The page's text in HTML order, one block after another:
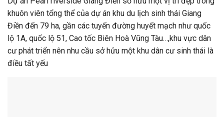
khuôn viên tổng thể của dự án khu du lịch sinh thái Giang
Điền đến 79 ha, gần các tuyến đường huyết mạch như quốc
lộ 1A, quốc lộ 51, Cao tốc Biên Hoà Vũng Tàu…,khu vực dân
cư phát triển nên nhu cầu sở hửu một khu dân cư sinh thái là
điều tất yếu